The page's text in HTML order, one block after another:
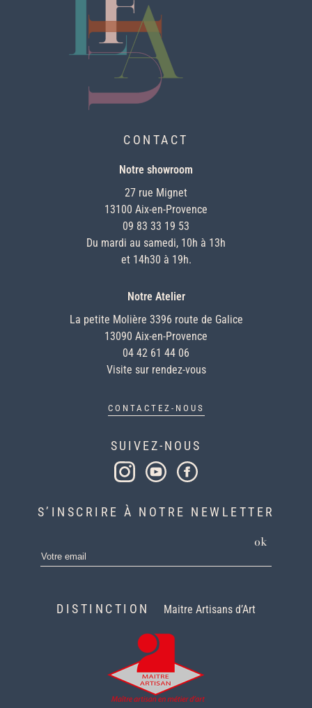
CONTACT
Notre showroom
27 rue Mignet
13100 Aix-en-Provence
09 83 33 19 53
Du mardi au samedi, 10h à 13h
et 14h30 à 19h.
Notre Atelier
La petite Molière 3396 route de Galice
13090 Aix-en-Provence
04 42 61 44 06
Visite sur rendez-vous
CONTACTEZ-NOUS
SUIVEZ-NOUS
S’INSCRIRE À NOTRE NEWLETTER
ok
DISTINCTION Maitre Artisans d’Art